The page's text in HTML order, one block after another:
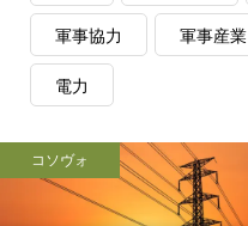
軍事協力 軍事産業
電力
コソヴォ